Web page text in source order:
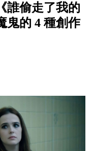
誰偷走了我的
鬼的 4 種創作